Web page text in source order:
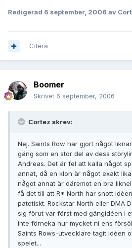
Redigerad 6 september, 2006 av
Citera
Boomer
Skrivet 6 september, 2006
Cortez skrev:
Nej. Saints Row har gjort något
gäng som en stor del av dess
Andreas. Det är fel att kalla något
annat, då en klon är något exakt
något annat är däremot en bra
få det till att R* North har snott
patetiskt. Rockstar North eller DMA
sig förut var först med gängidéen i
inte förneka hur mycket ni ens
Saints Rows-utvecklare tagit idéen
spelet...